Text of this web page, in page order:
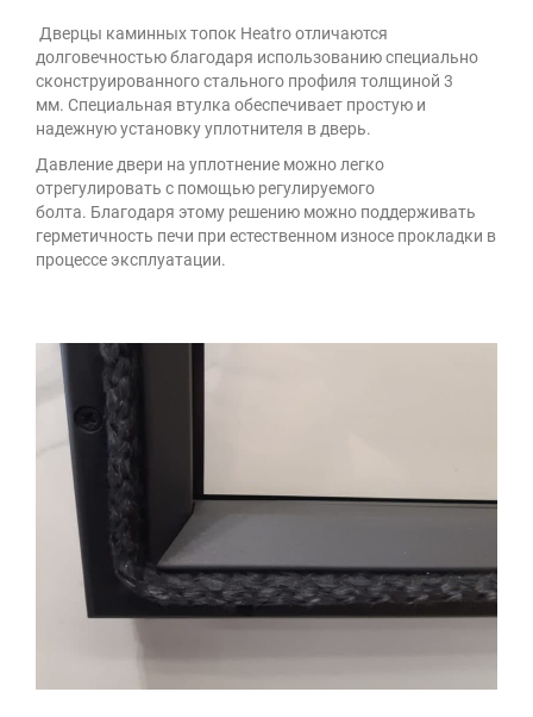
Дверцы каминных топок Heatro отличаются
долговечностью благодаря использованию специально
сконструированного стального профиля толщиной 3
мм. Специальная втулка обеспечивает простую и
надежную установку уплотнителя в дверь.
Давление двери на уплотнение можно легко
отрегулировать с помощью регулируемого
болта. Благодаря этому решению можно поддерживать
герметичность печи при естественном износе прокладки в
процессе эксплуатации.